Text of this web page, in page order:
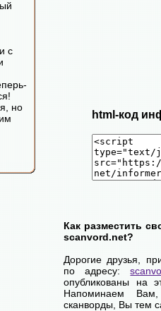
с
но
html-код
Как разместить
scanvord.net?
Дорогие друзья,
по адресу:
опубликованы на
Напоминаем
сканворды, Вы тем